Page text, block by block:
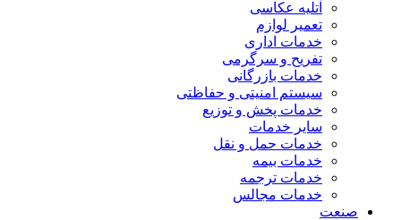
آتلیه عکاسی
تعمیر لوازم
خدمات اداری
تفریح و سرگرمی
خدمات بازرگانی
سیستم امنیتی و حفاظتی
خدمات پخش و توزیع
سایر خدمات
خدمات حمل و نقل
خدمات بیمه
خدمات ترجمه
خدمات مجالس
صنعت